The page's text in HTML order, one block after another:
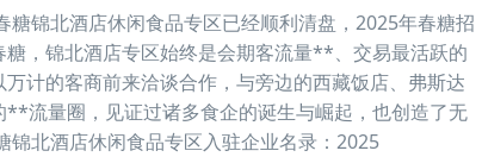
糖锦北酒店休闲食品专区已经顺利清盘，2025年春糖招
，锦北酒店专区始终是会期客流量**、交易最活跃的
计的客商前来洽谈合作，与旁边的西藏饭店、弗斯达
流量圈，见证过诸多食企的诞生与崛起，也创造了无
锦北酒店休闲食品专区入驻企业名录：2025